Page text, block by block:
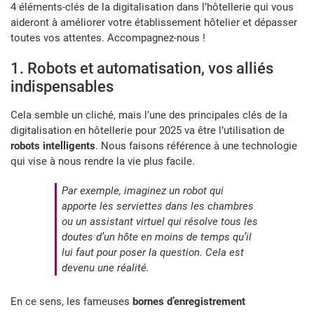
4 éléments-clés de la digitalisation dans l’hôtellerie qui vous
aideront à améliorer votre établissement hôtelier et dépasser
toutes vos attentes. Accompagnez-nous !
1. Robots et automatisation, vos alliés
indispensables
Cela semble un cliché, mais l’une des principales clés de la
digitalisation en hôtellerie pour 2025 va être l’utilisation de
robots intelligents. Nous faisons référence à une technologie
qui vise à nous rendre la vie plus facile.
Par exemple, imaginez un robot qui
apporte les serviettes dans les chambres
ou un assistant virtuel qui résolve tous les
doutes d’un hôte en moins de temps qu’il
lui faut pour poser la question. Cela est
devenu une réalité.
En ce sens, les fameuses bornes d’enregistrement